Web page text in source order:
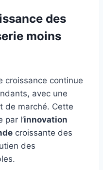
des
moins
croissance continue
avec une
de marché. Cette
par l’innovation
croissante des
des